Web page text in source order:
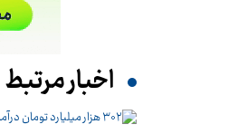
اخبار مرتبط